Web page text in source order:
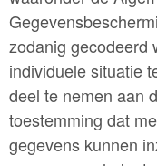
zodanig gecodeerd
individuele situatie
deel te nemen aan
toestemming dat
gegevens kunnen